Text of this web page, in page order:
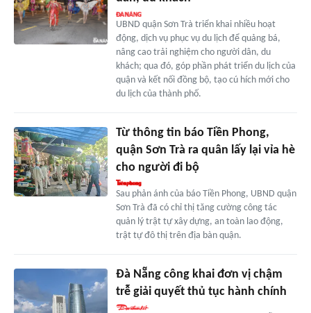
UBND quận Sơn Trà triển khai nhiều hoạt
động, dịch vụ phục vụ du lịch để quảng bá,
nâng cao trải nghiệm cho người dân, du
khách; qua đó, góp phần phát triển du lịch của
quận và kết nối đồng bộ, tạo cú hích mới cho
du lịch của thành phố.
Từ thông tin báo Tiền Phong,
quận Sơn Trà ra quân lấy lại vỉa hè
cho người đi bộ
Sau phản ánh của báo Tiền Phong, UBND quận
Sơn Trà đã có chỉ thị tăng cường công tác
quản lý trật tự xây dựng, an toàn lao động,
trật tự đô thị trên địa bàn quận.
Đà Nẵng công khai đơn vị chậm
trễ giải quyết thủ tục hành chính